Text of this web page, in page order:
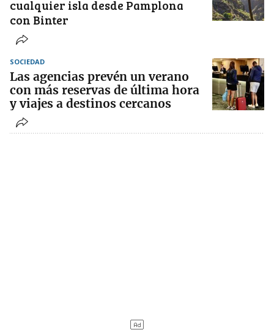
cualquier isla desde Pamplona
con Binter
SOCIEDAD
Las agencias prevén un verano
con más reservas de última hora
y viajes a destinos cercanos